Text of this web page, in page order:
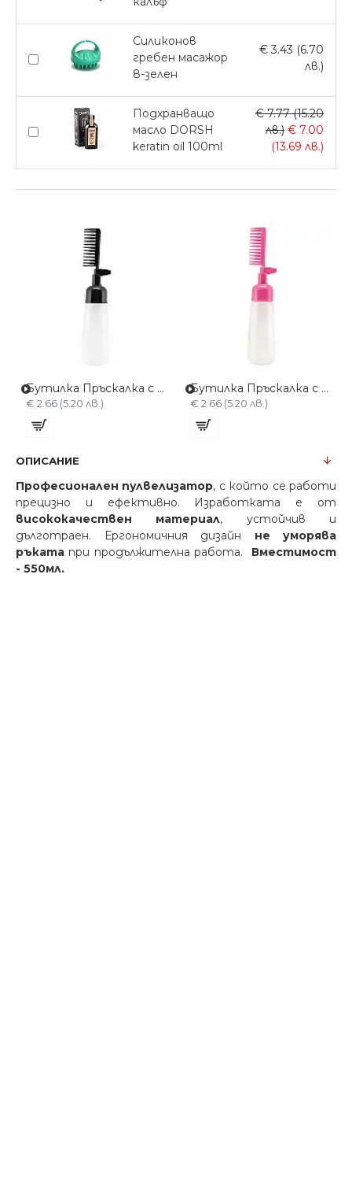
Силиконов
гребен масажор
8-зелен
€ 3.43 (6.70
лв.)
Подхранващо
масло DORSH
keratin oil 100ml
€ 7.77 (15.20
лв.) € 7.00
(13.69 лв.)
Бутилка Пръскалка с гребен XTP002-cherna
€ 2.66 (5.20 лв.)
Бутилка Пръскалка с гребен XTP002-rozova
€ 2.66 (5.20 лв.)
ОПИСАНИЕ
Професионален пулвелизатор, с който се работи
прецизно и ефективно. Изработката е от
висококачествен материал, устойчив и
дълготраен. Ергономичния дизайн не уморява
ръката при продължителна работа. Вместимост
- 550мл.